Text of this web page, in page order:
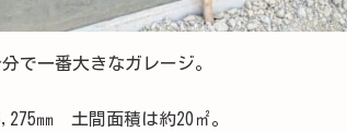
で一番大きなガレージ。
㎜ 土間面積は約20㎡。